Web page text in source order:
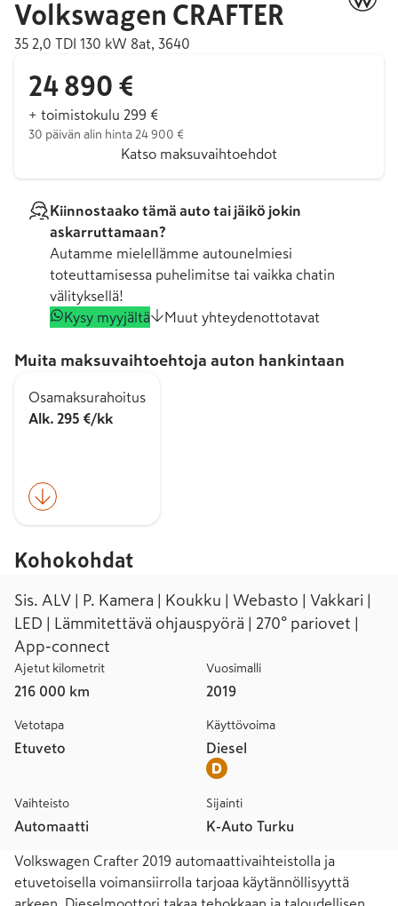
Volkswagen CRAFTER
35 2,0 TDI 130 kW 8at, 3640
24 890 €
+ toimistokulu 299 €
30 päivän alin hinta 24 900 €
Katso maksuvaihtoehdot
Kiinnostaako tämä auto tai jäikö jokin
askarruttamaan?
Autamme mielellämme autounelmiesi
toteuttamisessa puhelimitse tai vaikka chatin
välityksellä!
Kysy myyjältä
Muut yhteydenottotavat
Muita maksuvaihtoehtoja auton hankintaan
Osamaksurahoitus
Alk. 295 €/kk
Kohokohdat
Sis. ALV | P. Kamera | Koukku | Webasto | Vakkari |
LED | Lämmitettävä ohjauspyörä | 270° pariovet |
App-connect
Ajetut kilometrit
216 000 km
Vuosimalli
2019
Vetotapa
Etuveto
Käyttövoima
Diesel
Vaihteisto
Automaatti
Sijainti
K-Auto Turku
Volkswagen Crafter 2019 automaattivaihteistolla ja
etuvetoisella voimansiirrolla tarjoaa käytännöllisyyttä